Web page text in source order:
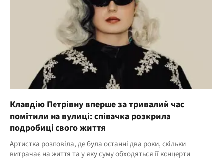
Клавдію Петрівну вперше за тривалий час
помітили на вулиці: співачка розкрила
подробиці свого життя
Артистка розповіла, де була останні два роки, скільки
витрачає на життя та у яку суму обходяться її концерти